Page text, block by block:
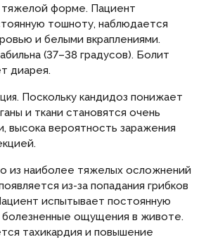
тяжелой форме. Пациент
тошноту, наблюдается
и белыми вкраплениями.
(37–38 градусов). Болит
диарея.
Поскольку кандидоз понижает
и ткани становятся очень
высока вероятность заражения
из наиболее тяжелых осложнений
из-за попадания грибков
испытывает постоянную
болезненные ощущения в животе.
тахикардия и повышение